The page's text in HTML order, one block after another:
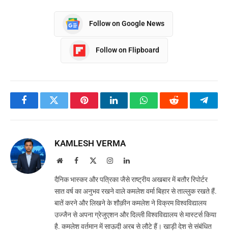
Follow on Google News
Follow on Flipboard
FacebookTwitter PinterestLinkedInWhatsAppReddit
KAMLESH VERMA
WebsiteFacebook InstagramLinkedIn
दैनिक भास्कर और पत्रिका जैसे राष्ट्रीय अखबार में बतौर रिपोर्टर
सात वर्ष का अनुभव रखने वाले कमलेश वर्मा बिहार से ताल्लुक रखते हैं.
बातें करने और लिखने के शौक़ीन कमलेश ने विक्रम विश्वविद्यालय
उज्जैन से अपना ग्रेजुएशन और दिल्ली विश्वविद्यालय से मास्टर्स किया
है. कमलेश वर्तमान में साऊदी अरब से लौटे हैं। खाड़ी देश से संबंधित